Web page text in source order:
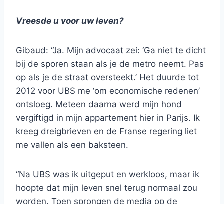
Vreesde u voor uw leven?
Gibaud: “Ja. Mijn advocaat zei: ‘Ga niet te dicht
bij de sporen staan als je de metro neemt. Pas
op als je de straat oversteekt.’ Het duurde tot
2012 voor UBS me ‘om economische redenen’
ontsloeg. Meteen daarna werd mijn hond
vergiftigd in mijn appartement hier in Parijs. Ik
kreeg dreigbrieven en de Franse regering liet
me vallen als een baksteen.
“Na UBS was ik uitgeput en werkloos, maar ik
hoopte dat mijn leven snel terug normaal zou
worden. Toen sprongen de media op de